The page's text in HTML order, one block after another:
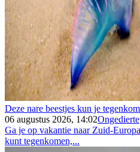
Deze nare beestjes kun je
06 augustus 2026, 14:02Ongedierte
Ga je op vakantie naar Zuid-
kunt tegenkomen,...